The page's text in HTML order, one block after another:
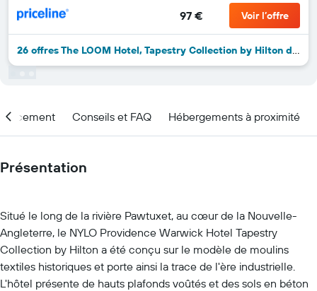
97 € Voir l’offre
26 offres The LOOM Hotel, Tapestry Collection by Hilton de plus
Conseils et FAQ Hébergements à proximité
Présentation
Situé le long de la rivière Pawtuxet, au cœur de la Nouvelle-
Angleterre, le NYLO Providence Warwick Hotel Tapestry
Collection by Hilton a été conçu sur le modèle de moulins
textiles historiques et porte ainsi la trace de l'ère industrielle.
L'hôtel présente de hauts plafonds voûtés et des sols en béton